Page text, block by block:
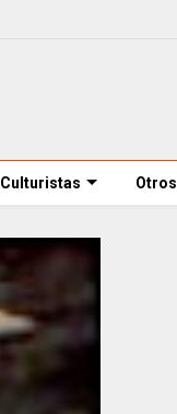
Culturistas Otros